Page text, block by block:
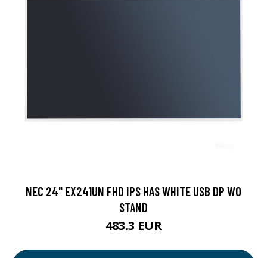
NEC 24" EX241UN FHD IPS HAS WHITE USB DP WO
STAND
483.3 EUR